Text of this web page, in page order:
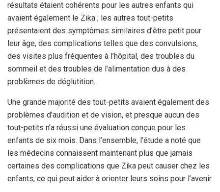
résultats étaient cohérents pour les autres enfants qui
avaient également le Zika ; les autres tout-petits
présentaient des symptômes similaires d’être petit pour
leur âge, des complications telles que des convulsions,
des visites plus fréquentes à l’hôpital, des troubles du
sommeil et des troubles de l’alimentation dus à des
problèmes de déglutition.
Une grande majorité des tout-petits avaient également des
problèmes d’audition et de vision, et presque aucun des
tout-petits n’a réussi une évaluation conçue pour les
enfants de six mois. Dans l’ensemble, l’étude a noté que
les médecins connaissent maintenant plus que jamais
certaines des complications que Zika peut causer chez les
enfants, ce qui peut aider à orienter leurs soins pour l’avenir.